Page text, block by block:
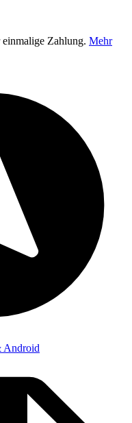
Zahlung. Mehr
Android